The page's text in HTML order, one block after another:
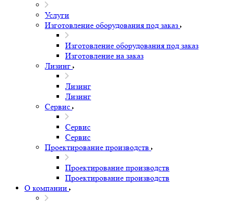
Услуги
Изготовление оборудования под заказ
Изготовление оборудования под заказ
Изготовление на заказ
Лизинг
Лизинг
Лизинг
Сервис
Сервис
Сервис
Проектирование производств
Проектирование производств
Проектирование производств
О компании